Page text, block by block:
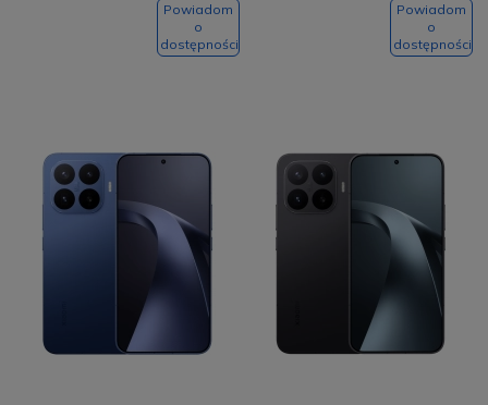
Powiadom
o
dostępności
Powiadom
o
dostępności